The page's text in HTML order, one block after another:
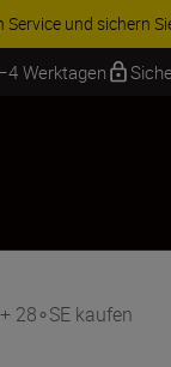
und sichern
Werktagen
28∘SE kaufen